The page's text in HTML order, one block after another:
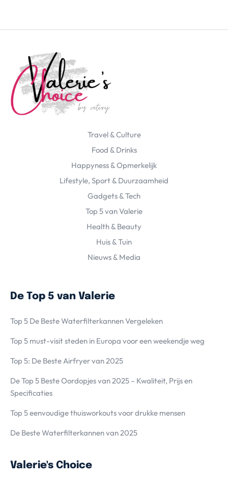
Travel & Culture
Food & Drinks
Happyness & Opmerkelijk
Lifestyle, Sport & Duurzaamheid
Gadgets & Tech
Top 5 van Valerie
Health & Beauty
Huis & Tuin
Nieuws & Media
De Top 5 van Valerie
Top 5 De Beste Waterfilterkannen Vergeleken
Top 5 must-visit steden in Europa voor een weekendje weg
Top 5: De Beste Airfryer van 2025
De Top 5 Beste Oordopjes van 2025 – Kwaliteit, Prijs en
Specificaties
Top 5 eenvoudige thuisworkouts voor drukke mensen
De Beste Waterfilterkannen van 2025
Valerie's Choice